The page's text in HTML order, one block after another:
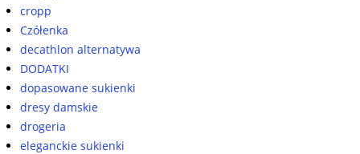
cropp
Czółenka
decathlon alternatywa
DODATKI
dopasowane sukienki
dresy damskie
drogeria
eleganckie sukienki